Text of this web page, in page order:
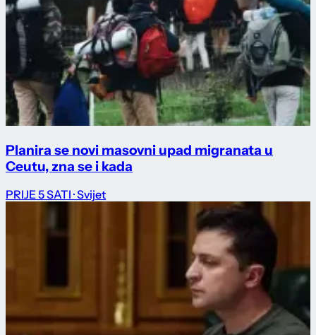
Planira se novi masovni upad migranata u
Ceutu, zna se i kada
PRIJE 5 SATI · Svijet